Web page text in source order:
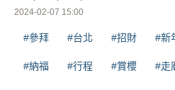
2024-02-07 15:00
#參拜 #台北 #招財 #新
#納福 #行程 #賞櫻 #走